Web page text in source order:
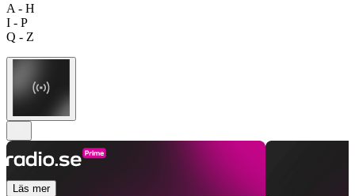
A - H
I - P
Q - Z
Läs mer